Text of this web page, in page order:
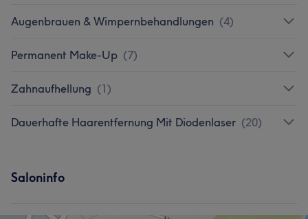
Augenbrauen & Wimpernbehandlungen (4)
Permanent Make-Up (7)
Zahnaufhellung (1)
Dauerhafte Haarentfernung Mit Diodenlaser (20)
Saloninfo